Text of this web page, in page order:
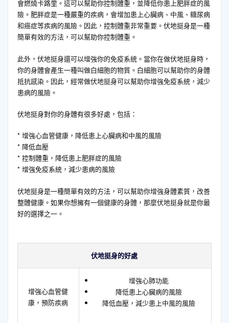
會燃燒卡路里。這可以幫助你控制體重，並降低你患上肥胖症的風
險。肥胖症是一種嚴重的疾病，會增加患上心臟病、中風、糖尿病
和癌症等疾病的風險。因此，控制體重非常重要。伏地挺身是一種
簡單有效的方法，可以幫助你控制體重。
此外，伏地挺身還可以增強你的免疫系統。當你在做伏地挺身時，
你的身體會產生一種叫做白細胞的物質。白細胞可以幫助你的身體
抵抗感染。因此，經常做伏地挺身可以幫助你增強免疫系統，減少
患病的風險。
伏地挺身對你的身體有很多好處，包括：
* 增強心血管健康，降低患上心臟病和中風的風險
* 降低血壓
* 控制體重，降低患上肥胖症的風險
* 增強免疫系統，減少患病的風險
伏地挺身是一種簡單有效的方法，可以幫助你增強身體素質，改善
整體健康。如果你想擁有一個健康的身體，那麼伏地挺身就是你最
好的選擇之一。
伏地挺身的好處
增強心血管健
康，預防疾病
增強心肺功能
降低患上心臟病的風險
降低血壓，減少患上中風的風險